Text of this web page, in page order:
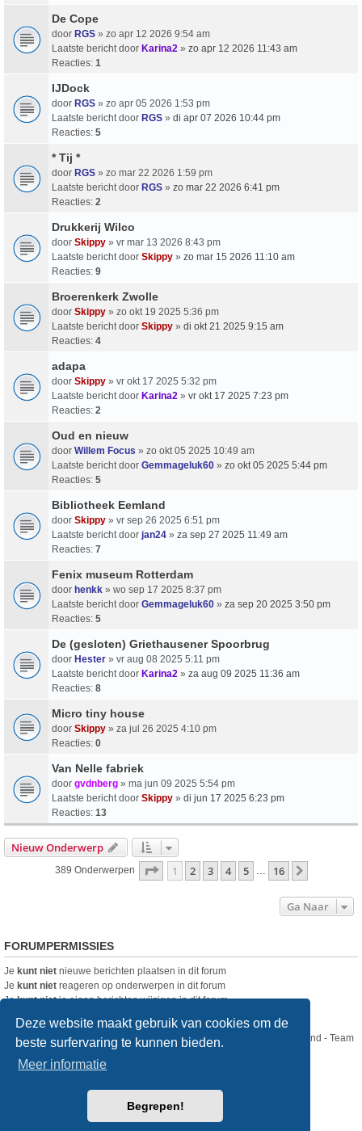
Deze website maakt gebruik van cookies om de
beste surfervaring te kunnen bieden.
Meer informatie
Begrepen!
De Cope
door RGS » zo apr 12 2026 9:54 am
Laatste bericht door Karina2 » zo apr 12 2026 11:43 am
Reacties: 1
IJDock
door RGS » zo apr 05 2026 1:53 pm
Laatste bericht door RGS » di apr 07 2026 10:44 pm
Reacties: 5
* Tij *
door RGS » zo mar 22 2026 1:59 pm
Laatste bericht door RGS » zo mar 22 2026 6:41 pm
Reacties: 2
Drukkerij Wilco
door Skippy » vr mar 13 2026 8:43 pm
Laatste bericht door Skippy » zo mar 15 2026 11:10 am
Reacties: 9
Broerenkerk Zwolle
door Skippy » zo okt 19 2025 5:36 pm
Laatste bericht door Skippy » di okt 21 2025 9:15 am
Reacties: 4
adapa
door Skippy » vr okt 17 2025 5:32 pm
Laatste bericht door Karina2 » vr okt 17 2025 7:23 pm
Reacties: 2
Oud en nieuw
door Willem Focus » zo okt 05 2025 10:49 am
Laatste bericht door Gemmageluk60 » zo okt 05 2025 5:44 pm
Reacties: 5
Bibliotheek Eemland
door Skippy » vr sep 26 2025 6:51 pm
Laatste bericht door jan24 » za sep 27 2025 11:49 am
Reacties: 7
Fenix museum Rotterdam
door henkk » wo sep 17 2025 8:37 pm
Laatste bericht door Gemmageluk60 » za sep 20 2025 3:50 pm
Reacties: 5
De (gesloten) Griethausener Spoorbrug
door Hester » vr aug 08 2025 5:11 pm
Laatste bericht door Karina2 » za aug 09 2025 11:36 am
Reacties: 8
Micro tiny house
door Skippy » za jul 26 2025 4:10 pm
Reacties: 0
Van Nelle fabriek
door gvdnberg » ma jun 09 2025 5:54 pm
Laatste bericht door Skippy » di jun 17 2025 6:23 pm
Reacties: 13
Nieuw Onderwerp
389 Onderwerpen Pagina Van16
1 2 3 4 5 16
Ga Naar
FORUMPERMISSIES
Je kunt niet nieuwe berichten plaatsen in dit forum
Je kunt niet reageren op onderwerpen in dit forum
Jekunt nietje eigen berichten wijzigen in dit forum
Nikon Club Nederland - Team
Forum
Copyright © Nikon Club Nederland 2023
® Forum Software © phpBB Limited
created by INVENTEA & v12mike